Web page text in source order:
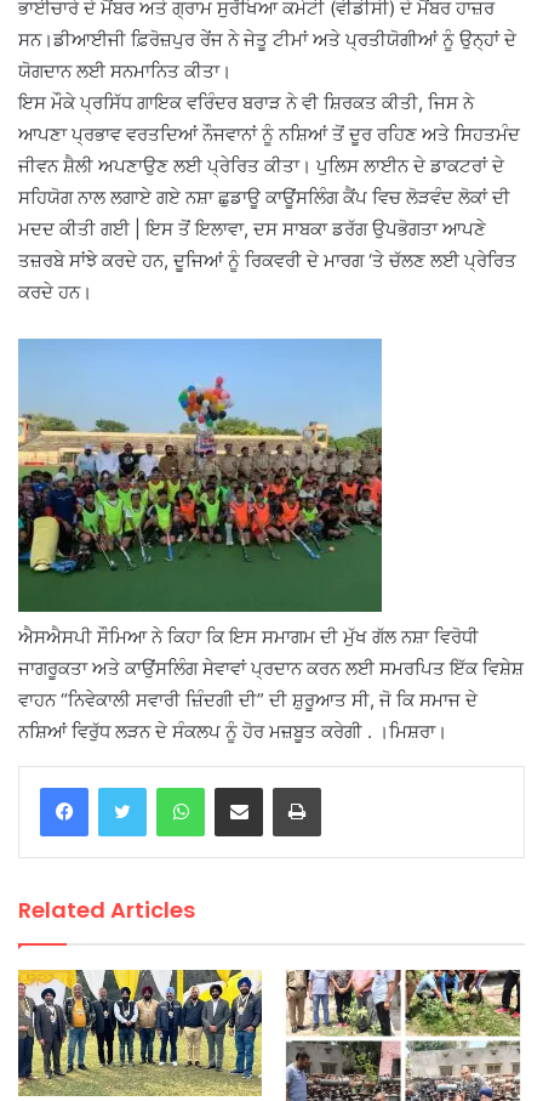
ਭਾਈਚਾਰੇ ਦੇ ਮੈਂਬਰ ਅਤੇ ਗ੍ਰਾਮ ਸੁਰੱਖਿਆ ਕਮੇਟੀ (ਵੀਡੀਸੀ) ਦੇ ਮੈਂਬਰ ਹਾਜ਼ਰ
ਸਨ।ਡੀਆਈਜੀ ਫ਼ਿਰੋਜ਼ਪੁਰ ਰੇਂਜ ਨੇ ਜੇਤੂ ਟੀਮਾਂ ਅਤੇ ਪ੍ਰਤੀਯੋਗੀਆਂ ਨੂੰ ਉਨ੍ਹਾਂ ਦੇ
ਯੋਗਦਾਨ ਲਈ ਸਨਮਾਨਿਤ ਕੀਤਾ।
ਇਸ ਮੌਕੇ ਪ੍ਰਸਿੱਧ ਗਾਇਕ ਵਰਿੰਦਰ ਬਰਾੜ ਨੇ ਵੀ ਸ਼ਿਰਕਤ ਕੀਤੀ, ਜਿਸ ਨੇ
ਆਪਣਾ ਪ੍ਰਭਾਵ ਵਰਤਦਿਆਂ ਨੌਜਵਾਨਾਂ ਨੂੰ ਨਸ਼ਿਆਂ ਤੋਂ ਦੂਰ ਰਹਿਣ ਅਤੇ ਸਿਹਤਮੰਦ
ਜੀਵਨ ਸ਼ੈਲੀ ਅਪਣਾਉਣ ਲਈ ਪ੍ਰੇਰਿਤ ਕੀਤਾ। ਪੁਲਿਸ ਲਾਈਨ ਦੇ ਡਾਕਟਰਾਂ ਦੇ
ਸਹਿਯੋਗ ਨਾਲ ਲਗਾਏ ਗਏ ਨਸ਼ਾ ਛੁਡਾਊ ਕਾਊਂਸਲਿੰਗ ਕੈਂਪ ਵਿਚ ਲੋੜਵੰਦ ਲੋਕਾਂ ਦੀ
ਮਦਦ ਕੀਤੀ ਗਈ | ਇਸ ਤੋਂ ਇਲਾਵਾ, ਦਸ ਸਾਬਕਾ ਡਰੱਗ ਉਪਭੋਗਤਾ ਆਪਣੇ
ਤਜ਼ਰਬੇ ਸਾਂਝੇ ਕਰਦੇ ਹਨ, ਦੂਜਿਆਂ ਨੂੰ ਰਿਕਵਰੀ ਦੇ ਮਾਰਗ ‘ਤੇ ਚੱਲਣ ਲਈ ਪ੍ਰੇਰਿਤ
ਕਰਦੇ ਹਨ।
ਐਸਐਸਪੀ ਸੌਮਿਆ ਨੇ ਕਿਹਾ ਕਿ ਇਸ ਸਮਾਗਮ ਦੀ ਮੁੱਖ ਗੱਲ ਨਸ਼ਾ ਵਿਰੋਧੀ
ਜਾਗਰੂਕਤਾ ਅਤੇ ਕਾਉਂਸਲਿੰਗ ਸੇਵਾਵਾਂ ਪ੍ਰਦਾਨ ਕਰਨ ਲਈ ਸਮਰਪਿਤ ਇੱਕ ਵਿਸ਼ੇਸ਼
ਵਾਹਨ “ਨਿਵੇਕਾਲੀ ਸਵਾਰੀ ਜ਼ਿੰਦਗੀ ਦੀ” ਦੀ ਸ਼ੁਰੂਆਤ ਸੀ, ਜੋ ਕਿ ਸਮਾਜ ਦੇ
ਨਸ਼ਿਆਂ ਵਿਰੁੱਧ ਲੜਨ ਦੇ ਸੰਕਲਪ ਨੂੰ ਹੋਰ ਮਜ਼ਬੂਤ ​​ਕਰੇਗੀ . ।ਮਿਸ਼ਰਾ।
WhatsAppShare via Email Print
Related Articles